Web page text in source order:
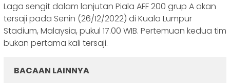
Laga sengit dalam lanjutan Piala AFF 200 grup A akan
tersaji pada Senin (26/12/2022) di Kuala Lumpur
Stadium, Malaysia, pukul 17.00 WIB. Pertemuan kedua tim
bukan pertama kali tersaji.
BACAAN LAINNYA